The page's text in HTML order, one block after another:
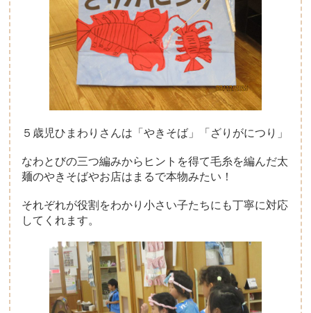
５歳児ひまわりさんは「やきそば」「ざりがにつり」
なわとびの三つ編みからヒントを得て毛糸を編んだ太
麺のやきそばやお店はまるで本物みたい！
それぞれが役割をわかり小さい子たちにも丁寧に対応
してくれます。